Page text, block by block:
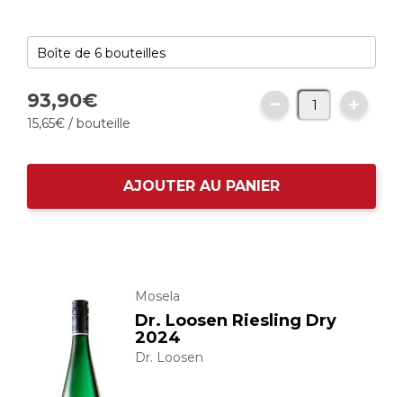
93,90€
15,65€ / bouteille
AJOUTER AU PANIER
Mosela
Dr. Loosen Riesling Dry
2024
Dr. Loosen